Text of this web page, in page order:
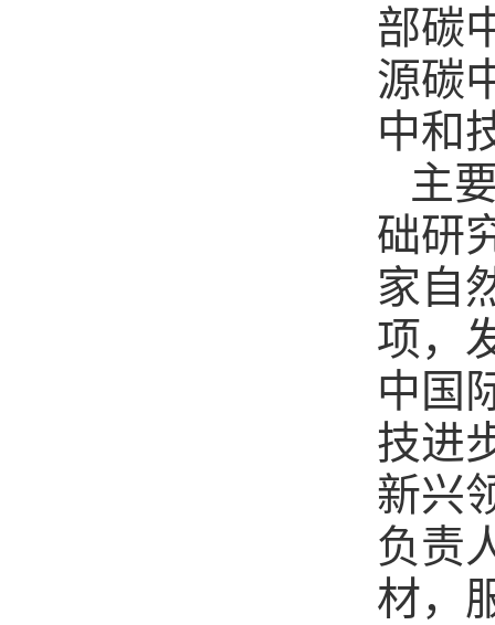
部碳
源碳
中和
主
础研
家自
项，
中国
技进
新兴
负责
材，